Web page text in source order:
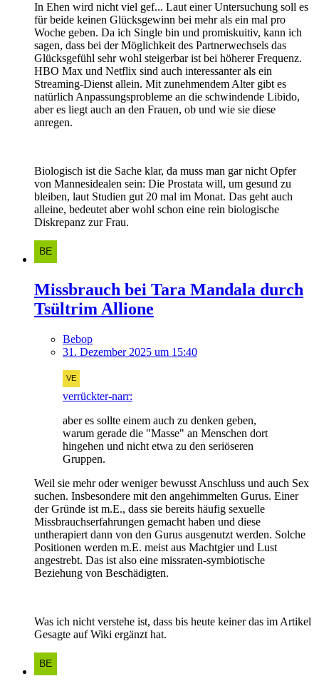
In Ehen wird nicht viel gef... Laut einer Untersuchung soll es
für beide keinen Glücksgewinn bei mehr als ein mal pro
Woche geben. Da ich Single bin und promiskuitiv, kann ich
sagen, dass bei der Möglichkeit des Partnerwechsels das
Glücksgefühl sehr wohl steigerbar ist bei höherer Frequenz.
HBO Max und Netflix sind auch interessanter als ein
Streaming-Dienst allein. Mit zunehmendem Alter gibt es
natürlich Anpassungsprobleme an die schwindende Libido,
aber es liegt auch an den Frauen, ob und wie sie diese
anregen.
Biologisch ist die Sache klar, da muss man gar nicht Opfer
von Mannesidealen sein: Die Prostata will, um gesund zu
bleiben, laut Studien gut 20 mal im Monat. Das geht auch
alleine, bedeutet aber wohl schon eine rein biologische
Diskrepanz zur Frau.
Missbrauch bei Tara Mandala durch
Tsültrim Allione
Bebop
31. Dezember 2025 um 15:40
verrückter-narr:
aber es sollte einem auch zu denken geben,
warum gerade die "Masse" an Menschen dort
hingehen und nicht etwa zu den seriöseren
Gruppen.
Weil sie mehr oder weniger bewusst Anschluss und auch Sex
suchen. Insbesondere mit den angehimmelten Gurus. Einer
der Gründe ist m.E., dass sie bereits häufig sexuelle
Missbrauchserfahrungen gemacht haben und diese
untherapiert dann von den Gurus ausgenutzt werden. Solche
Positionen werden m.E. meist aus Machtgier und Lust
angestrebt. Das ist also eine missraten-symbiotische
Beziehung von Beschädigten.
Was ich nicht verstehe ist, dass bis heute keiner das im Artikel
Gesagte auf Wiki ergänzt hat.